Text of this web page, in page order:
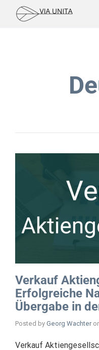
Verkauf
Erfolgreiche
Übergabe in
Posted by Georg Wachter
Verkauf